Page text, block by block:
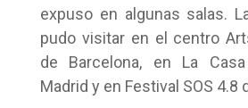
expuso en algunas salas.
pudo visitar en el centro
de Barcelona, en La
Madrid y en Festival SOS 4.8